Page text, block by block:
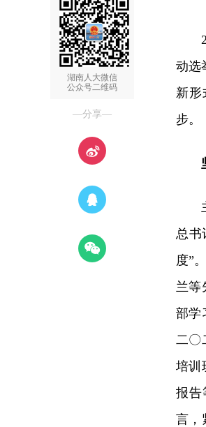
湖南人大微信
公众号二维码
—分享—
动选
新形
步。
总书
度”
兰等
部学
二〇
培训
报告
言，